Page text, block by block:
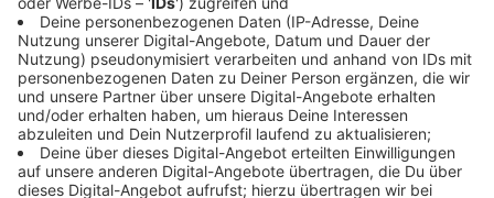
Tipps für Alltagssituationen im Straßenverkehr. Dafür
gibt es auch einen Rollator-Parcours. Ziel der
Veranstaltung sei es, wichtige Präventionsarbeit mit
Musik zu verknüpfen und so die älteren Menschen zu
erreichen, sagt die Polizei.
Anzeige